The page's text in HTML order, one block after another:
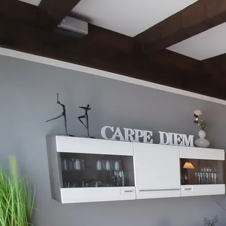
Aktivitäten im Chiemgau
Wandern & Gipfelglück
Chiemsee &
Aktivitäten für die Familie
Winter
&
Orte